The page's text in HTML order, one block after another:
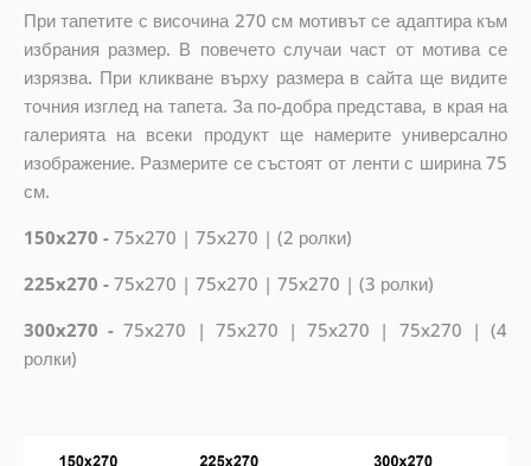
При тапетите с височина 270 см мотивът се адаптира към
избрания размер. В повечето случаи част от мотива се
изрязва. При кликване върху размера в сайта ще видите
точния изглед на тапета. За по-добра представа, в края на
галерията на всеки продукт ще намерите универсално
изображение. Размерите се състоят от ленти с ширина 75
см.
150x270 -75x270 | 75x270 | (2 ролки)
225x270 -75x270 | 75x270 | 75x270 | (3 ролки)
300x270 -75x270 | 75x270 | 75x270 | 75x270 | (4
ролки)